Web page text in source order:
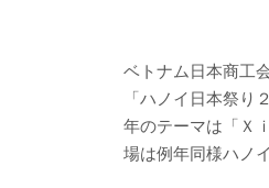
ベトナム日本商工
「ハノイ日本祭
年のテーマは「Ｘ
場は例年同様ハノ